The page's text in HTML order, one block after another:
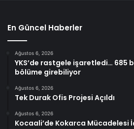
En Güncel Haberler
Ağustos 6, 2026
YKS’de rastgele işaretledi… 685
bölüme girebiliyor
Ağustos 6, 2026
Tek Durak Ofis Projesi Açıldı
Ağustos 6, 2026
Kocaali’de Kokarca Mücadelesi